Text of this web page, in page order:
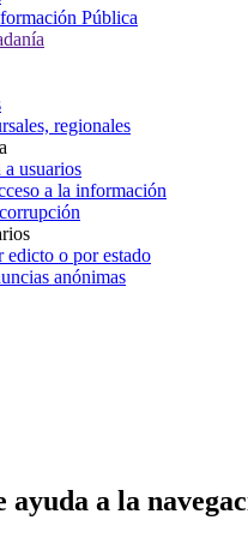
Pública
regionales
a usuarios
a la información
o por estado
anónimas
ayuda a la